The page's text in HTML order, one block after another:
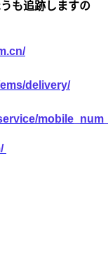
も追跡しますの
delivery/